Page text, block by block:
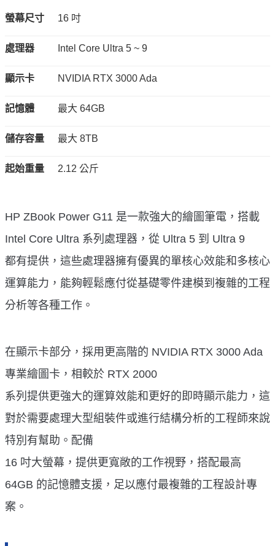
螢幕尺寸 16 吋
處理器 Intel Core Ultra 5 ~ 9
顯示卡 NVIDIA RTX 3000 Ada
記憶體 最大 64GB
儲存容量 最大 8TB
起始重量 2.12 公斤
HP ZBook Power G11 是一款強大的繪圖筆電，搭載
Intel Core Ultra 系列處理器，從 Ultra 5 到 Ultra 9
都有提供，這些處理器擁有優異的單核心效能和多核心
運算能力，能夠輕鬆應付從基礎零件建模到複雜的工程
分析等各種工作。
在顯示卡部分，採用更高階的 NVIDIA RTX 3000 Ada
專業繪圖卡，相較於 RTX 2000
系列提供更強大的運算效能和更好的即時顯示能力，這
對於需要處理大型組裝件或進行結構分析的工程師來說
特別有幫助。配備
16 吋大螢幕，提供更寬敞的工作視野，搭配最高
64GB 的記憶體支援，足以應付最複雜的工程設計專
案。